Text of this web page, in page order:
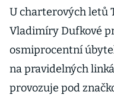
U charterových letů
Vladimíry Dufkové
osmiprocentní
na pravidelných
provozuje pod